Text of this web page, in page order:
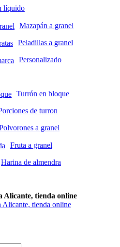
líquido
Mazapán a granel
Peladillas a granel
Personalizado
Turrón en bloque
de turron
a granel
Fruta a granel
Harina de almendra
Alicante, tienda online